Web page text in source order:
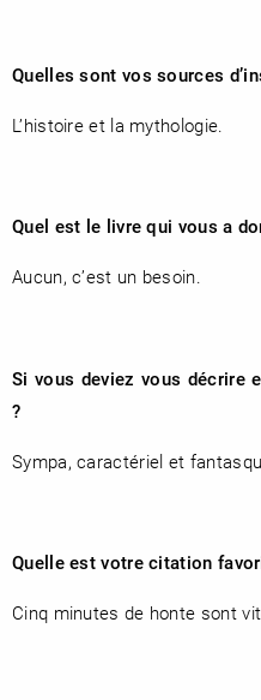
Quelles sont vos sources
L’histoire et la mythologie.
Quel est le livre qui vous a
Aucun, c’est un besoin.
Si vous deviez vous décrire
?
Sympa, caractériel et
Quelle est votre citation
Cinq minutes de honte sont